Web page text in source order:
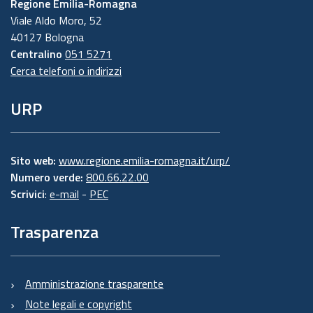
Regione Emilia-Romagna
Viale Aldo Moro, 52
40127 Bologna
Centralino 051 5271
Cerca telefoni o indirizzi
URP
Sito web: www.regione.emilia-romagna.it/urp/
Numero verde: 800.66.22.00
Scrivici: e-mail - PEC
Trasparenza
Amministrazione trasparente
Note legali e copyright